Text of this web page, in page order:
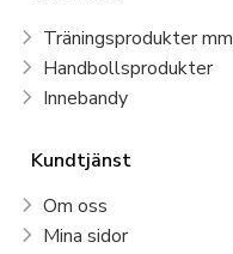
Träningsprodukter mm
Handbollsprodukter
Innebandy
Kundtjänst
Om oss
Mina sidor